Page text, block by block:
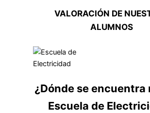
VALORACIÓN DE
ALUMNOS
¿Dónde se encuentra
Escuela de